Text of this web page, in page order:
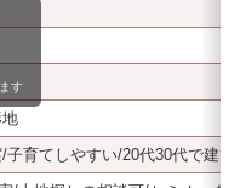
子育てしやすい/20代30代で建
す